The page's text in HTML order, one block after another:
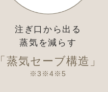
注ぎ口から出る
蒸気を減らす
「蒸気セーブ構造」
※3※4※5